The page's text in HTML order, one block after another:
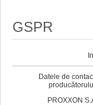
GSPR
Datele de
PROXXON